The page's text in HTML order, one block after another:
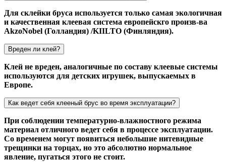
Для склейки бруса используется только самая экологичная
и качественная клеевая система европейскго произв-ва
AkzoNobel (Голландия) /KIILTO (Финляндия).
Вреден ли клей?
Клей не вреден, аналогичные по составу клеевые системы
используются для детских игрушек, выпускаемых в
Европе.
Как ведет себя клееный брус во время эксплуатации?
При соблюдении температурно-влажностного режима
материал отличного ведет себя в процессе эксплуатации.
Со временем могут появиться небольшие нитевидные
трещинки на торцах, но это абсолютно нормальное
явление, пугаться этого не стоит.